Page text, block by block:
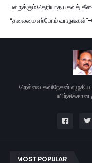
பலருக்கும் தெரியாத பகவத்
“தலைமை ஏற்போம்
நெல்லை கவிநேசன்
MOST POPULAR